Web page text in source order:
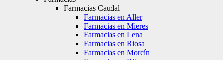
Farmacias Caudal
Farmacias en Aller
Farmacias en Mieres
Farmacias en Lena
Farmacias en Riosa
Farmacias en Morcín